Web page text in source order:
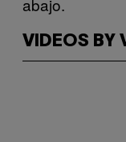
VIDEOS BY